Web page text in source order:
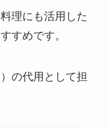
理にも活用した
すめです。
の代用として担